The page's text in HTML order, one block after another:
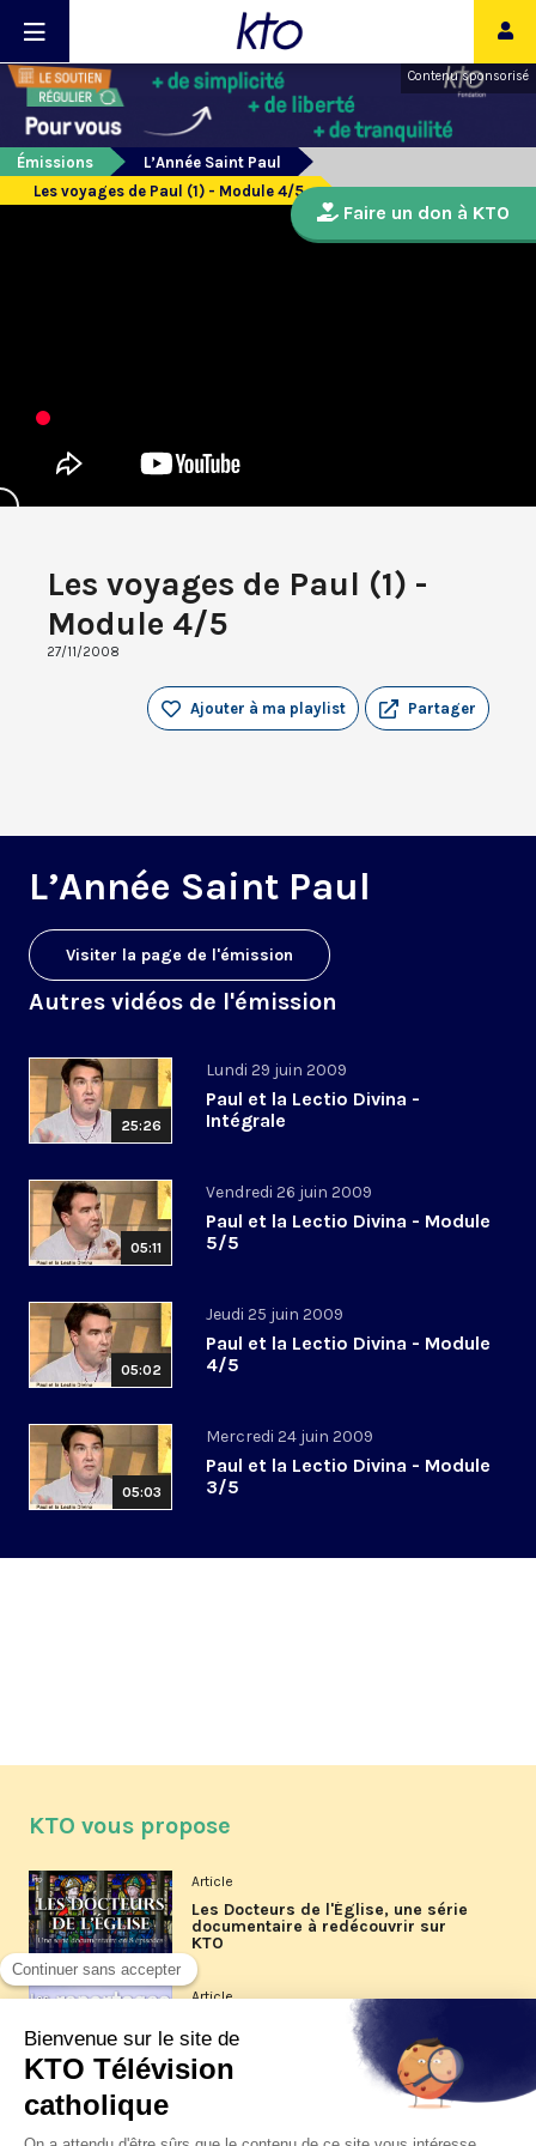
Contenu sponsorisé
Émissions
L’Année Saint Paul
Les voyages de Paul (1) - Module 4/5
Les voyages de Paul (1) -
Module 4/5
27/11/2008
Partager
Ajouter à ma playlist
L’Année Saint Paul
Visiter la page de l'émission
Autres vidéos de l'émission
25:26
Lundi 29 juin 2009
Paul et la Lectio Divina -
Intégrale
05:11
Vendredi 26 juin 2009
Paul et la Lectio Divina - Module
5/5
05:02
Jeudi 25 juin 2009
Paul et la Lectio Divina - Module
4/5
05:03
Mercredi 24 juin 2009
Paul et la Lectio Divina - Module
3/5
Faire un don à KTO
KTO vous propose
Article
Les Docteurs de l'Église, une série
documentaire à redécouvrir sur
KTO
Article
Les reportages d'été 2026 de KTO
La visite pastorale du pape Léon